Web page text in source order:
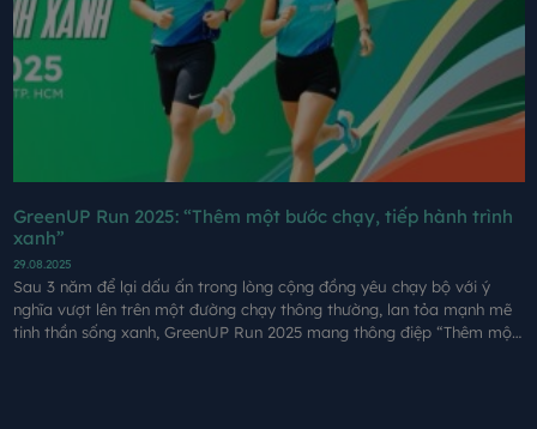
GreenUP Run 2025: “Thêm một bước chạy, tiếp hành trình
xanh”
29.08.2025
Sau 3 năm để lại dấu ấn trong lòng cộng đồng yêu chạy bộ với ý
nghĩa vượt lên trên một đường chạy thông thường, lan tỏa mạnh mẽ
tinh thần sống xanh, GreenUP Run 2025 mang thông điệp “Thêm một